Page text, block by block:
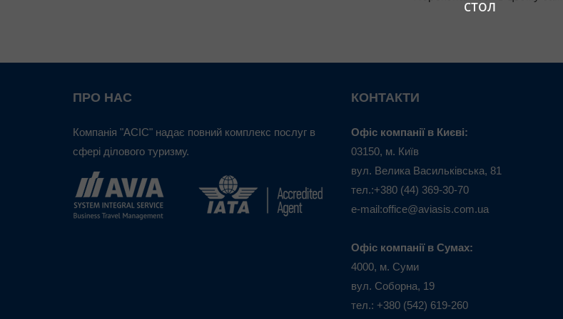
стол
ПРО НАС
Компанія "АСІС" надає повний комплекс послуг в
сфері ділового туризму.
КОНТАКТИ
Офіс компанії в Києві:
03150, м. Київ
вул. Велика Васильківська, 81
тел.:+380 (44) 369-30-70
e-mail:office@aviasis.com.ua
Офіс компанії в Сумах:
4000, м. Суми
вул. Соборна, 19
тел.: +380 (542) 619-260